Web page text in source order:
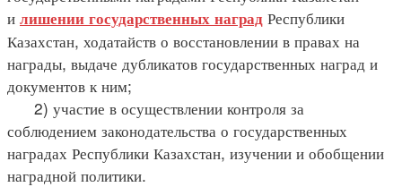
и лишении государственных наград Республики
Казахстан, ходатайств о восстановлении в правах на
награды, выдаче дубликатов государственных наград и
документов к ним;
2) участие в осуществлении контроля за
соблюдением законодательства о государственных
наградах Республики Казахстан, изучении и обобщении
наградной политики.